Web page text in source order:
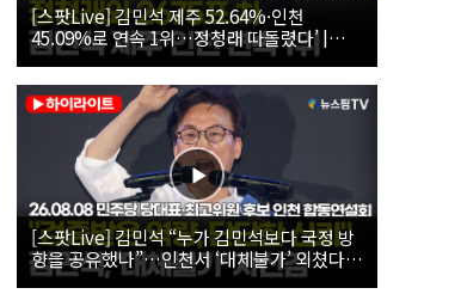
[스팟Live] 김민석 제주 52.64%·인천
45.09%로 연속 1위…정청래 따돌렸다’ |
26.08.08 더불어민주당 당대표·최고위원 후
보 인천 합동연설회
[스팟Live] 김민석 “누가 김민석보다 국정 방
향을 공유했나”…인천서 ‘대체불가’ 외쳤다 |
26.08.08 더불어민주당 당대표·최고위원 후